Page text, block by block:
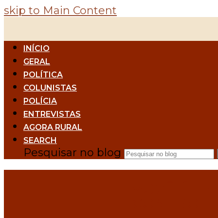
skip to Main Content
INÍCIO
GERAL
POLÍTICA
COLUNISTAS
POLÍCIA
ENTREVISTAS
AGORA RURAL
SEARCH
Pesquisar no blog